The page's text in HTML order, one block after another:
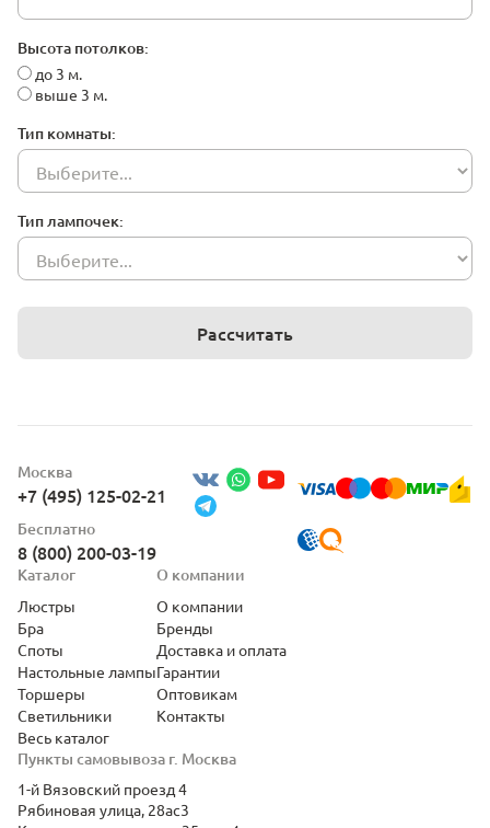
Высота потолков:
до 3 м.
выше 3 м.
Тип комнаты:
Тип лампочек:
Рассчитать
Москва
+7 (495) 125-02-21
Бесплатно
8 (800) 200-03-19
Пункты самовывоза г. Москва
1-й Вязовский проезд 4
Рябиновая улица, 28ас3
Каталог
Люстры
Бра
Споты
Настольные лампы
Торшеры
Светильники
Весь каталог
О компании
О компании
Бренды
Доставка и оплата
Гарантии
Оптовикам
Контакты